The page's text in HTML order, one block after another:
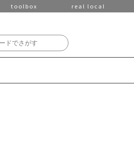
toolbox real local